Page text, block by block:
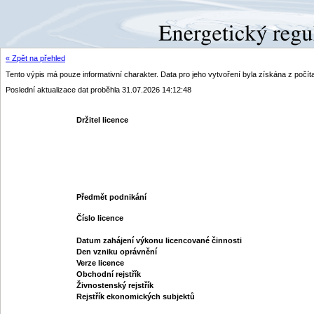
« Zpět na přehled
Tento výpis má pouze informativní charakter. Data pro jeho vytvoření byla získána z
Poslední aktualizace dat proběhla 31.07.2026 14:12:48
Držitel licence
Předmět podnikání
Číslo licence
Datum zahájení výkonu licencované činnosti
Den vzniku oprávnění
Verze licence
Obchodní rejstřík
Živnostenský rejstřík
Rejstřík ekonomických subjektů